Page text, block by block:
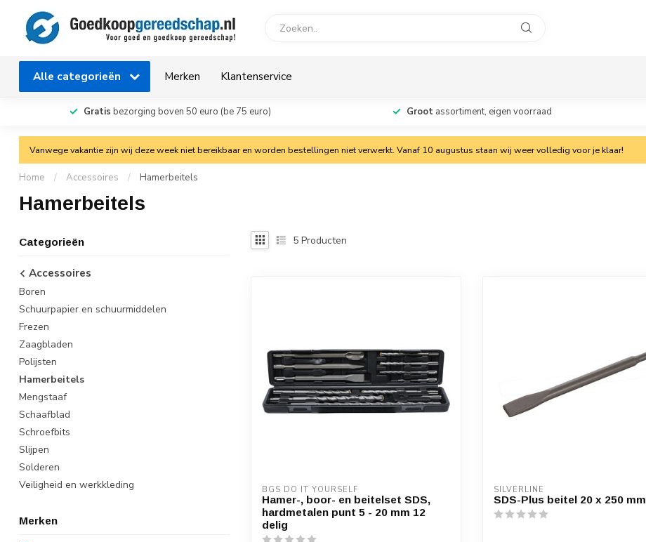
Alle categorieën Merken Klantenservice
Gratis bezorging boven 50 euro (be 75 euro) Grootassortiment, eigen voorraad
Vanwege vakantie zijn wij deze week niet bereikbaar en worden bestellingen niet verwerkt. Vanaf 10 augustus staan wij weer volledig voor je klaar!
Home / Accessoires / Hamerbeitels
Hamerbeitels
Categorieën
Accessoires
Boren
Schuurpapier en schuurmiddelen
Frezen
Zaagbladen
Polijsten
Hamerbeitels
Mengstaaf
Schaafblad
Schroefbits
Slijpen
Solderen
Veiligheid en werkkleding
Merken
5 Producten
BGS DO IT YOURSELF
Hamer-, boor- en beitelset SDS,
hardmetalen punt 5 - 20 mm 12
delig
SILVERLINE
SDS-Plus beitel 20 x 250 mm